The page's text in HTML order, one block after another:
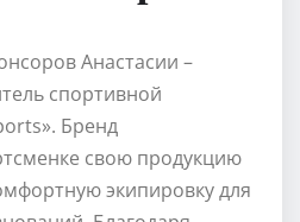
Анастасии –
спортивной
Бренд
свою продукцию
экипировку для